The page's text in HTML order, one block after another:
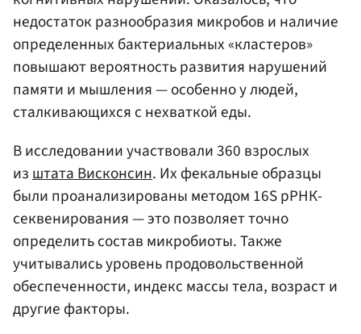
недостаток разнообразия микробов и наличие
определенных бактериальных «кластеров»
повышают вероятность развития нарушений
памяти и мышления — особенно у людей,
сталкивающихся с нехваткой еды.
В исследовании участвовали 360 взрослых
из штата Висконсин. Их фекальные образцы
были проанализированы методом 16S рРНК-
секвенирования — это позволяет точно
определить состав микробиоты. Также
учитывались уровень продовольственной
обеспеченности, индекс массы тела, возраст и
другие факторы.